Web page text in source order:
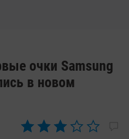
очки Samsung
в новом